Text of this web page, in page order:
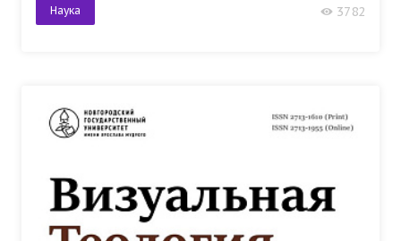
Наука 3782